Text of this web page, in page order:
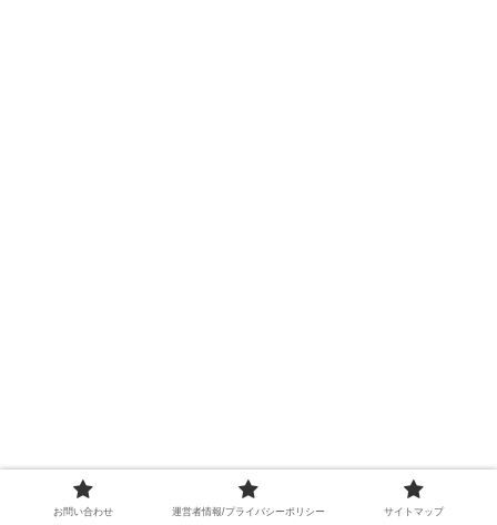
お問い合わせ 運営者情報/プライバシーポリシー サイトマップ